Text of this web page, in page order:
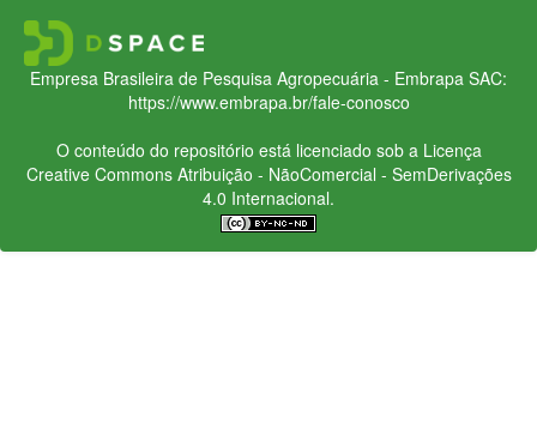
Empresa Brasileira de Pesquisa Agropecuária - Embrapa SAC:
https://www.embrapa.br/fale-conosco
O conteúdo do repositório está licenciado sob a Licença
Creative CommonsAtribuição - NãoComercial - SemDerivações
4.0 Internacional.